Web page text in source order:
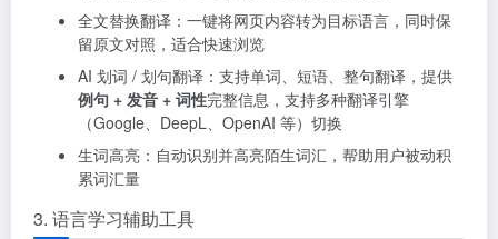
全文替换翻译：一键将网页内容转为目标语言，同时保
留原文对照，适合快速浏览
AI 划词 / 划句翻译：支持单词、短语、整句翻译，提供
例句 + 发音 + 词性完整信息，支持多种翻译引擎
（Google、DeepL、OpenAI 等）切换
生词高亮：自动识别并高亮陌生词汇，帮助用户被动积
累词汇量
3. 语言学习辅助工具